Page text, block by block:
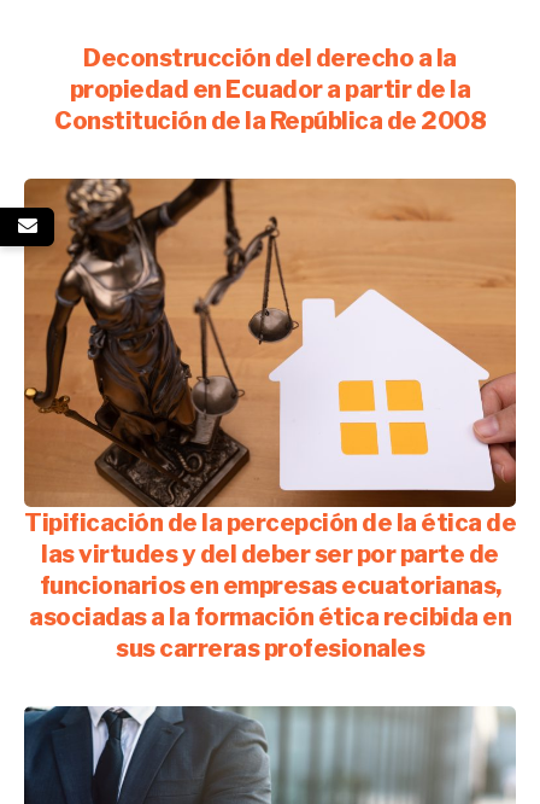
Deconstrucción del derecho a la
propiedad en Ecuador a partir de la
Constitución de la República de 2008
Tipificación de la percepción de la ética de
las virtudes y del deber ser por parte de
funcionarios en empresas ecuatorianas,
asociadas a la formación ética recibida en
sus carreras profesionales